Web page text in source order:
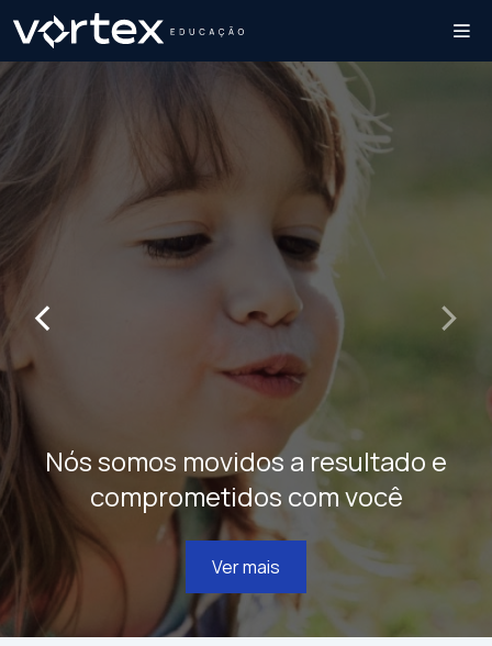
Nós somos movidos a resultado e
comprometidos com você
Ver mais
‹ ›